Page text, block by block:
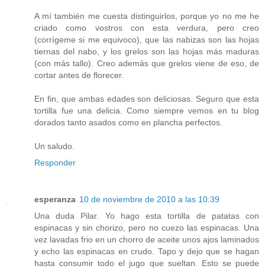
A mí también me cuesta distinguirlos, porque yo no me he
criado como vostros con esta verdura, pero creo
(corrígeme si me equivoco), que las nabizas son las hojas
tiernas del nabo, y los grelos son las hojas más maduras
(con más tallo). Creo además que grelos viene de eso, de
cortar antes de florecer.
En fin, que ambas edades son deliciosas. Seguro que esta
tortilla fue una delicia. Como siempre vemos en tu blog
dorados tanto asados como en plancha perfectos.
Un saludo.
Responder
esperanza 10 de noviembre de 2010 a las 10:39
Una duda Pilar. Yo hago esta tortilla de patatas con
espinacas y sin chorizo, pero no cuezo las espinacas. Una
vez lavadas frio en un chorro de aceite unos ajos laminados
y echo las espinacas en crudo. Tapo y dejo que se hagan
hasta consumir todo el jugo que sueltan. Esto se puede